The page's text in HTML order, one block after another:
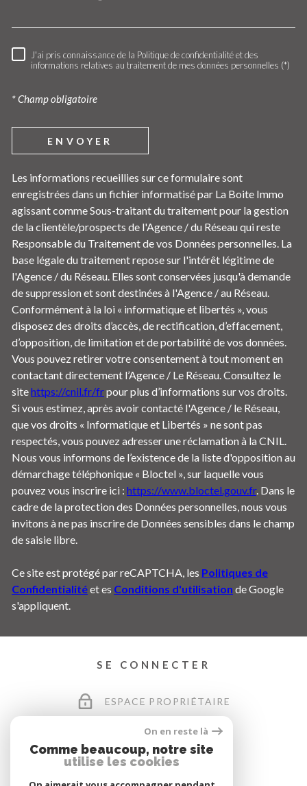
RÈGLEMENTATION
J'ai pris connaissance de la Politique de confidentialité et des
informations relatives au traitement de mes données personnelles (*)
* Champ obligatoire
ENVOYER
Les informations recueillies sur ce formulaire sont
enregistrées dans un fichier informatisé par La Boite Immo
agissant comme Sous-traitant du traitement pour la gestion
de la clientèle/prospects de l'Agence / du Réseau qui reste
Responsable du Traitement de vos Données personnelles. La
base légale du traitement repose sur l'intérêt légitime de
l'Agence / du Réseau. Elles sont conservées jusqu'à demande
de suppression et sont destinées à l'Agence / au Réseau.
Conformément à la loi « informatique et libertés », vous
disposez des droits d’accès, de rectification, d’effacement,
d’opposition, de limitation et de portabilité de vos données.
Vous pouvez retirer votre consentement à tout moment en
contactant directement l’Agence / Le Réseau. Consultez le
sitehttps://cnil.fr/frpour plus d’informations sur vos droits.
Si vous estimez, après avoir contacté l'Agence / le Réseau,
que vos droits « Informatique et Libertés » ne sont pas
respectés, vous pouvez adresser une réclamation à la CNIL.
Nous vous informons de l’existence de la liste d'opposition au
démarchage téléphonique « Bloctel », sur laquelle vous
pouvez vous inscrire ici : https://www.bloctel.gouv.fr. Dans le
cadre de la protection des Données personnelles, nous vous
invitons à ne pas inscrire de Données sensibles dans le champ
de saisie libre.
Ce site est protégé par reCAPTCHA, les Politiques de
Confidentialitéet es Conditions d'utilisation de Google
s'appliquent.
SE CONNECTER
ESPACE PROPRIÉTAIRE
On en reste là
Comme beaucoup, notre site
utilise les cookies